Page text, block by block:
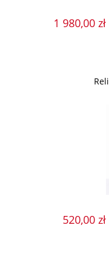
1 980,00 zł
520,00 zł